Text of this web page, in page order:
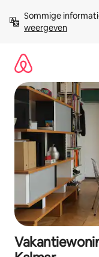
direct
naar
Sommige
weergeven